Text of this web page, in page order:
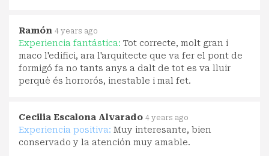
Ramón 4 years ago
Experiencia fantástica: Tot correcte, molt gran i
maco l'edifici, ara l'arquitecte que va fer el pont de
formigó fa no tants anys a dalt de tot es va lluir
perquè és horrorós, inestable i mal fet.
Cecilia Escalona Alvarado 4 years ago
Experiencia positiva: Muy interesante, bien
conservado y la atención muy amable.